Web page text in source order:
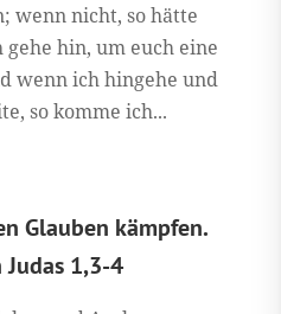
wenn nicht, so hätte
gehe hin, um euch eine
wenn ich hingehe und
so komme ich...
Glauben kämpfen.
1,3-4